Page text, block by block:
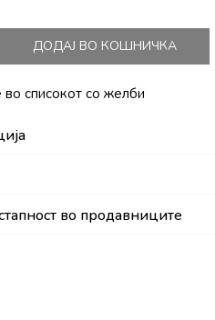
ДОДАЈ ВО КОШНИЧКА
во списокот со желби
во продавниците